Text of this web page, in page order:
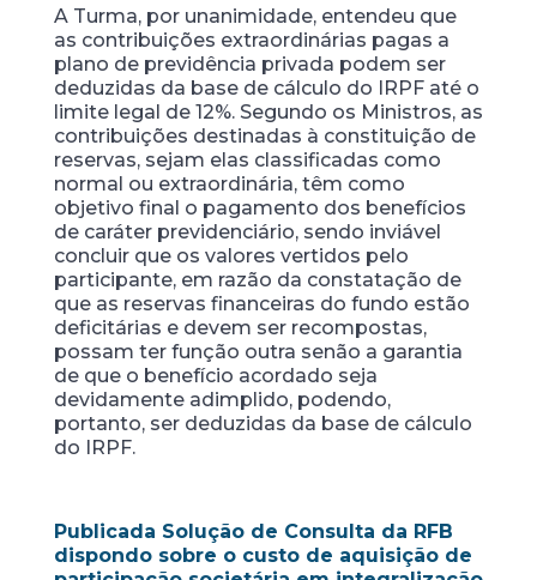
A Turma, por unanimidade, entendeu que
as contribuições extraordinárias pagas a
plano de previdência privada podem ser
deduzidas da base de cálculo do IRPF até o
limite legal de 12%. Segundo os Ministros, as
contribuições destinadas à constituição de
reservas, sejam elas classificadas como
normal ou extraordinária, têm como
objetivo final o pagamento dos benefícios
de caráter previdenciário, sendo inviável
concluir que os valores vertidos pelo
participante, em razão da constatação de
que as reservas financeiras do fundo estão
deficitárias e devem ser recompostas,
possam ter função outra senão a garantia
de que o benefício acordado seja
devidamente adimplido, podendo,
portanto, ser deduzidas da base de cálculo
do IRPF.
Publicada Solução de Consulta da RFB
dispondo sobre o custo de aquisição de